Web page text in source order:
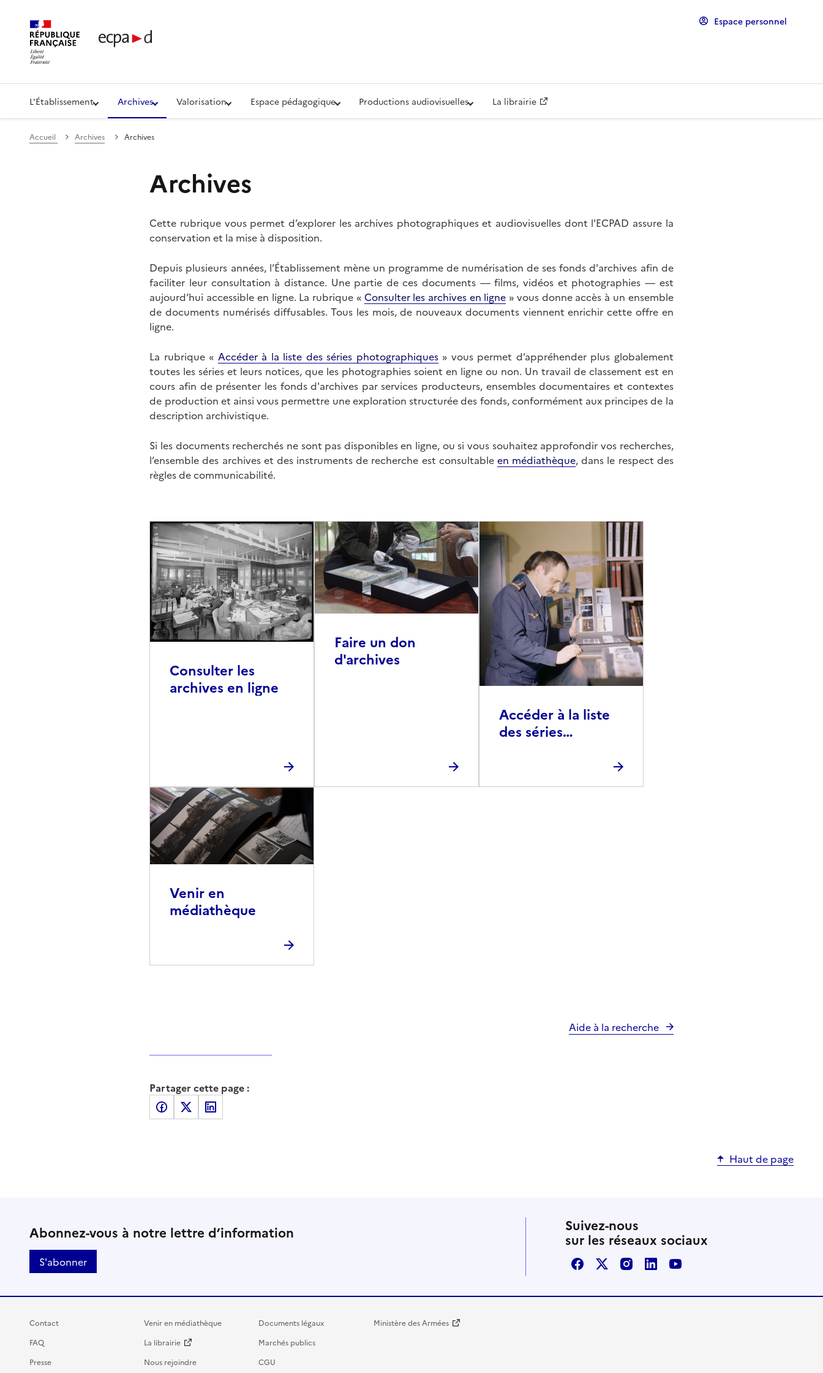
Établissement de communication et de production audiovisuelle de la Défense (ECPAD) Espace personnel
L'Établissement Archives Valorisation Espace pédagogique Productions audiovisuelles La librairie
Accueil Archives Archives
Archives
Cette rubrique vous permet d’explorer les archives photographiques et audiovisuelles dont l'ECPAD assure la
conservation et la mise à disposition.
Depuis plusieurs années, l’Établissement mène un programme de numérisation de ses fonds d'archives afin de
faciliter leur consultation à distance. Une partie de ces documents — films, vidéos et photographies — est
aujourd’hui accessible en ligne. La rubrique « Consulter les archives en ligne » vous donne accès à un ensemble
de documents numérisés diffusables. Tous les mois, de nouveaux documents viennent enrichir cette offre en
ligne.
La rubrique « Accéder à la liste des séries photographiques» vous permet d’appréhender plus globalement
toutes les séries et leurs notices, que les photographies soient en ligne ou non. Un travail de classement est en
cours afin de présenter les fonds d'archives par services producteurs, ensembles documentaires et contextes
de production et ainsi vous permettre une exploration structurée des fonds, conformément aux principes de la
description archivistique.
Si les documents recherchés ne sont pas disponibles en ligne, ou si vous souhaitez approfondir vos recherches,
l’ensemble des archives et des instruments de recherche est consultable en médiathèque, dans le respect des
règles de communicabilité.
Consulter les
archives en ligne
Faire un don
d'archives
Accéder à la liste
des séries
Venir en
médiathèque
Aide à la recherche
Partager cette page :
Partager sur Facebook
Partager sur XPartager sur LinkedIn
Haut de page
Abonnez-vous à notre lettre d’information
S'abonner
Suivez-nous
sur les réseaux sociaux
FacebookX / TwitterInstagram
LinkedInYoutube
Contact
FAQ
Presse
Venir en médiathèque
La librairie
Nous rejoindre
Documents légaux
Marchés publics
CGU
Ministère des Armées